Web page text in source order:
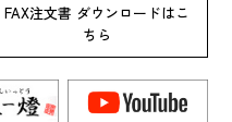
FAX注文書 ダウンロードはこ
ちら